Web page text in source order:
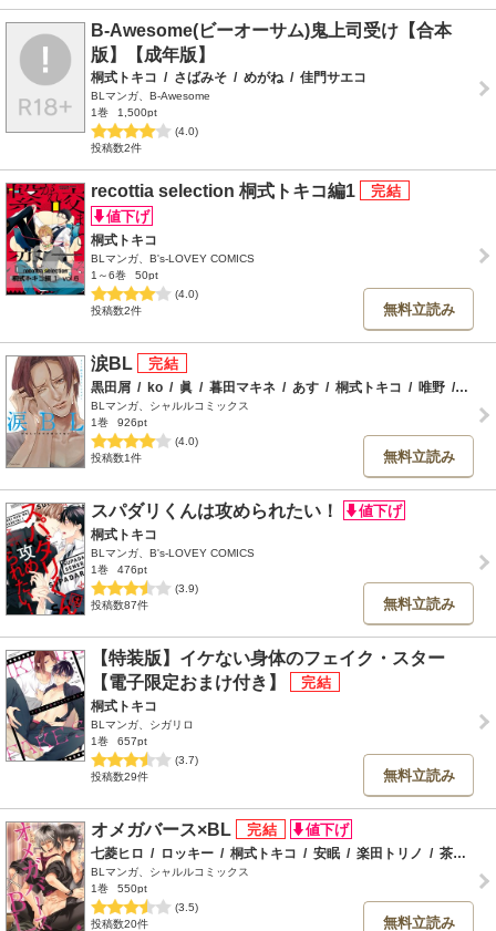
B-Awesome(ビーオーサム)鬼上司受け【合本
版】【成年版】
桐式トキコ / さばみそ / めがね / 佳門サエコ
BLマンガ、B-Awesome
1巻
1,500pt
(4.0)
投稿数2件
recottia selection 桐式トキコ編1
桐式トキコ
BLマンガ、B's-LOVEY COMICS
1～6巻
50pt
(4.0)
投稿数2件
無料立読み
涙BL
黒田屑 / ko / 眞 / 暮田マキネ / あす / 桐式トキコ / 唯野 / あま
BLマンガ、シャルルコミックス
1巻
926pt
(4.0)
投稿数1件
無料立読み
スパダリくんは攻められたい！
桐式トキコ
BLマンガ、B's-LOVEY COMICS
1巻
476pt
(3.9)
投稿数87件
無料立読み
【特装版】イケない身体のフェイク・スター
【電子限定おまけ付き】
桐式トキコ
BLマンガ、シガリロ
1巻
657pt
(3.7)
投稿数29件
無料立読み
オメガバース×BL
七菱ヒロ / ロッキー / 桐式トキコ / 安眠 / 楽田トリノ / 茶古ねぢを
BLマンガ、シャルルコミックス
1巻
550pt
(3.5)
投稿数20件
無料立読み